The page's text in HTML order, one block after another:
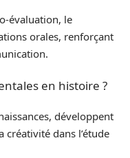
évaluation, le
orales, renforçant
en histoire ?
développent
créativité dans l’étude